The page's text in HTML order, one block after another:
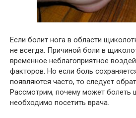
Если болит нога в области
не всегда. Причиной боли в
временное неблагоприятное
факторов. Но если боль
появляются часто, то следует
Рассмотрим, почему может болеть
необходимо посетить врача.